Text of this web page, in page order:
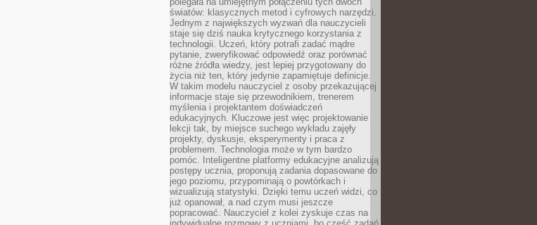
światów: klasycznych metod i cyfrowych narzędzi.
Jednym z największych wyzwań dla nauczycieli
staje się dziś nauka krytycznego korzystania z
technologii. Uczeń, który potrafi zadać mądre
pytanie, zweryfikować odpowiedź oraz porównać
różne źródła wiedzy, jest lepiej przygotowany do
życia niż ten, który jedynie zapamiętuje definicje.
W takim modelu nauczyciel z osoby przekazującej
informacje staje się przewodnikiem, trenerem
myślenia i projektantem doświadczeń
edukacyjnych. Kluczowe jest więc projektowanie
lekcji tak, by miejsce suchego wykładu zajęły
projekty, dyskusje, eksperymenty i praca z
problemem. Technologia może w tym bardzo
pomóc. Inteligentne platformy edukacyjne analizują
postępy ucznia, proponują zadania dopasowane do
jego poziomu, przypominają o powtórkach i
wizualizują statystyki. Dzięki temu uczeń widzi, co
już opanował, a nad czym musi jeszcze
popracować. Nauczyciel z kolei zyskuje czas na